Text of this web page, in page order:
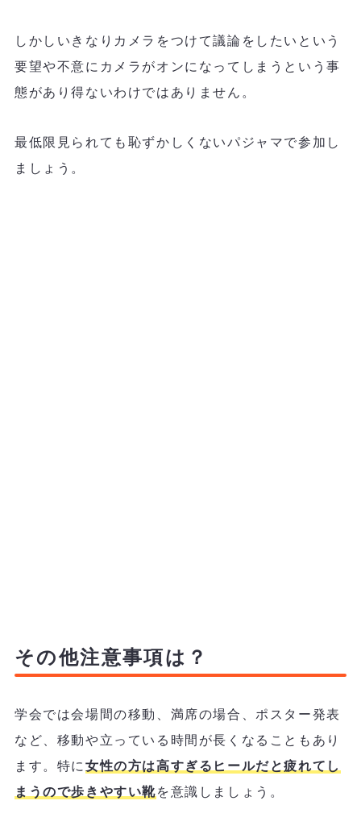
しかしいきなりカメラをつけて議論をしたいという
要望や不意にカメラがオンになってしまうという事
態があり得ないわけではありません。
最低限見られても恥ずかしくないパジャマで参加し
ましょう。
その他注意事項は？
学会では会場間の移動、満席の場合、ポスター発表
など、移動や立っている時間が長くなることもあり
ます。特に女性の方は高すぎるヒールだと疲れてし
まうので歩きやすい靴を意識しましょう。